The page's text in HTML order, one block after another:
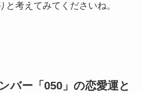
と考えてみてくださいね。
バー「050」の恋愛運と